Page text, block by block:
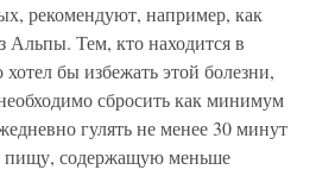
рекомендуют, например, как
Альпы. Тем, кто находится в
бы избежать этой болезни,
сбросить как минимум
гулять не менее 30 минут
пищу, содержащую меньше